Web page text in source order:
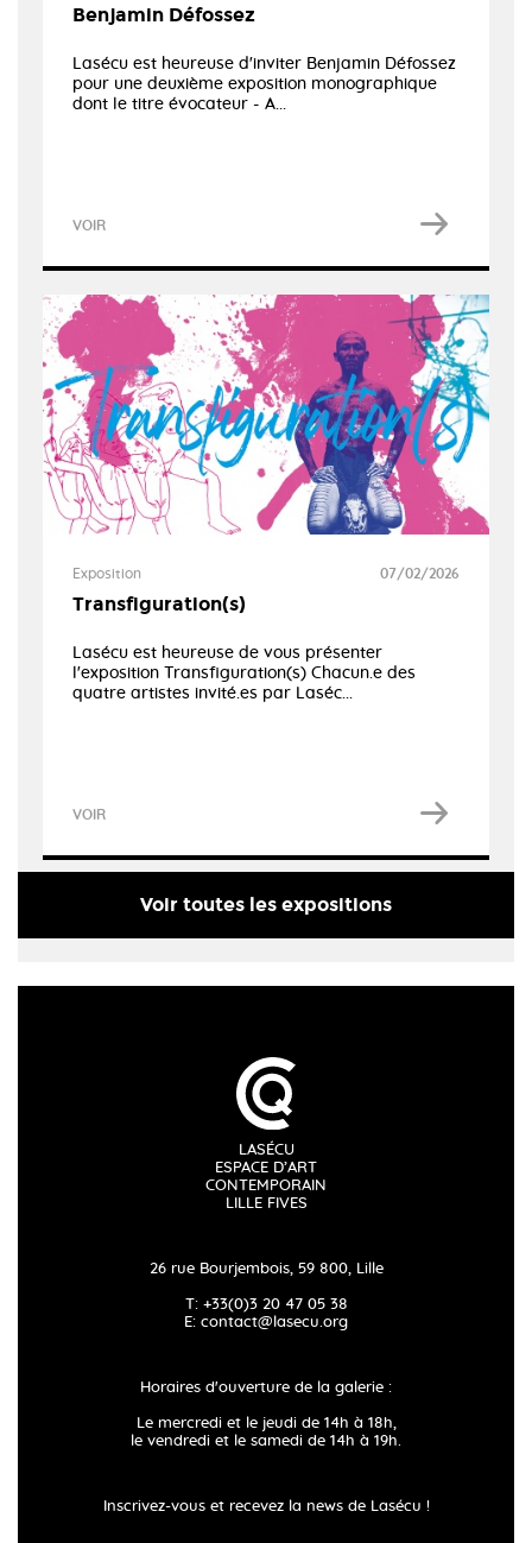
Benjamin Défossez
Lasécu est heureuse d'inviter Benjamin Défossez
pour une deuxième exposition monographique
dont le titre évocateur - A...
VOIR
Exposition 07/02/2026
Transfiguration(s)
Lasécu est heureuse de vous présenter
l'exposition Transfiguration(s) Chacun.e des
quatre artistes invité.es par Laséc...
VOIR
Voir toutes les expositions
LASÉCU
ESPACE D’ART
CONTEMPORAIN
LILLE FIVES
26 rue Bourjembois, 59 800, Lille
T: +33(0)3 20 47 05 38
E: contact@lasecu.org
Horaires d'ouverture de la galerie :
Le mercredi et le jeudi de 14h à 18h,
le vendredi et le samedi de 14h à 19h.
Inscrivez-vous et recevez la news de Lasécu !